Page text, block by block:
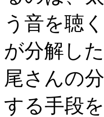
う音を聴
が分解し
尾さんの
する手段